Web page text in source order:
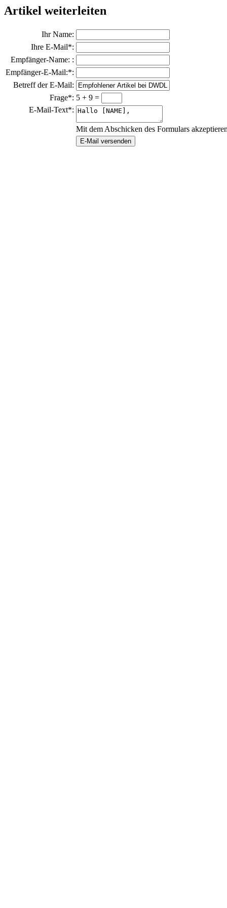
Artikel weiterleiten
Ihr Name:
Ihre E-Mail*:
Empfänger-Name: :
Empfänger-E-Mail:*:
Betreff der E-Mail:
Frage*: 5 + 9 =
E-Mail-Text*:
Mit dem Abschicken des Formulars
E-Mail versenden